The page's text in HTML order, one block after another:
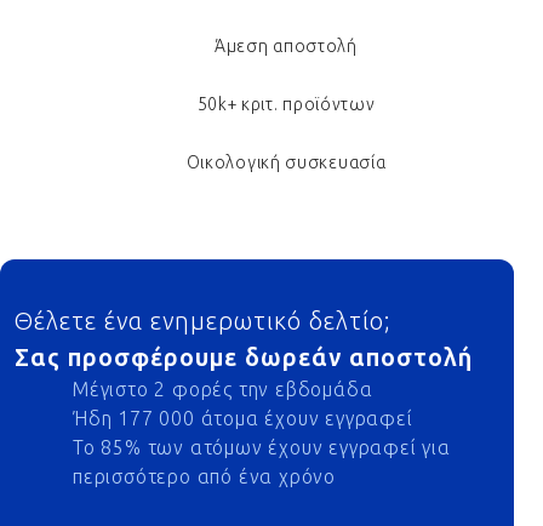
Άμεση αποστολή
50k+ κριτ. προϊόντων
Οικολογική συσκευασία
Footer
Θέλετε ένα ενημερωτικό δελτίο;
Σας προσφέρουμε δωρεάν αποστολή
Μέγιστο 2 φορές την εβδομάδα
Ήδη 177 000 άτομα έχουν εγγραφεί
Το 85% των ατόμων έχουν εγγραφεί για
περισσότερο από ένα χρόνο